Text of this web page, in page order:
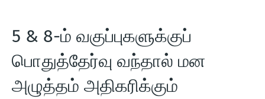
5 & 8-ம் வகுப்புகளுக்குப்
பொதுத்தேர்வு வந்தால் மன
அழுத்தம் அதிகரிக்கும்